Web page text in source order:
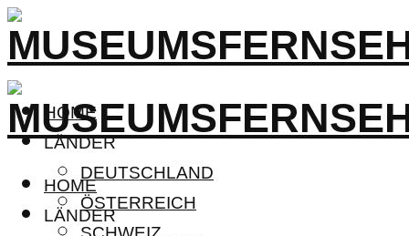
HOME
LÄNDER
DEUTSCHLAND
ÖSTERREICH
HOME
LÄNDER